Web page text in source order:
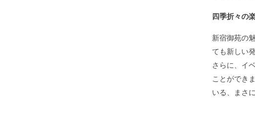
四季折々の
新宿御苑の
ても新しい
さらに、イ
ことができ
いる、まさ